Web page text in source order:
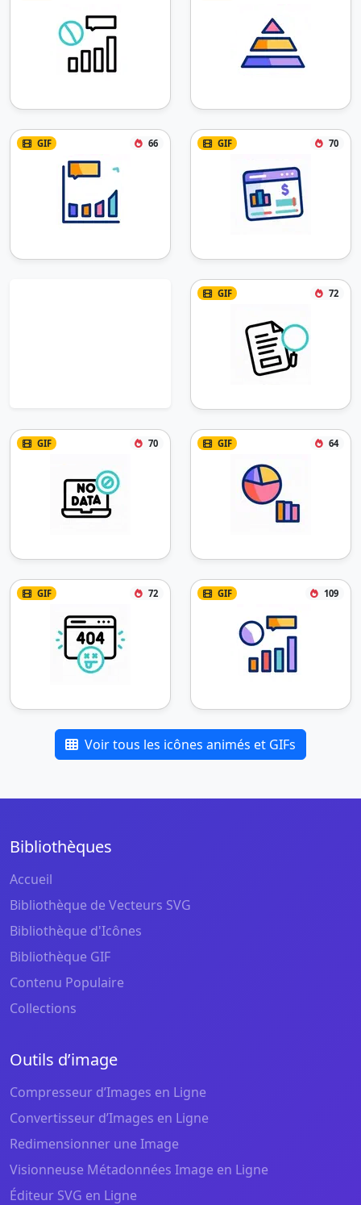
GIF 66 GIF 70
GIF 72
GIF 70 GIF 64
GIF 72 GIF 109
Voir tous les icônes animés et GIFs
Bibliothèques
Accueil
Bibliothèque de Vecteurs SVG
Bibliothèque d'Icônes
Bibliothèque GIF
Contenu Populaire
Collections
Outils d’image
Compresseur d’Images en Ligne
Convertisseur d’Images en Ligne
Redimensionner une Image
Visionneuse Métadonnées Image en Ligne
Éditeur SVG en Ligne